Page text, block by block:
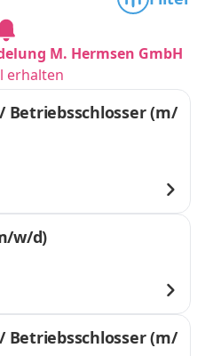
M. Hermsen GmbH
erhalten
(m/
w/d)
(m/